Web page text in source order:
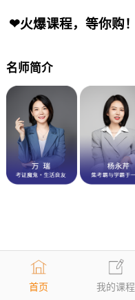
首页 我的课程
❤火爆课程，等你购！
名师简介